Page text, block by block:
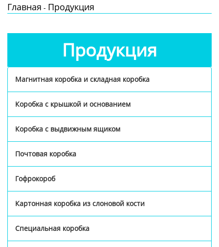
Главная - Продукция
Продукция
Магнитная коробка и складная коробка
Коробка с крышкой и основанием
Коробка с выдвижным ящиком
Почтовая коробка
Гофрокороб
Картонная коробка из слоновой кости
Специальная коробка